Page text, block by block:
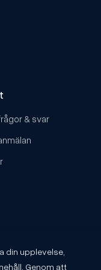
& svar
din upplevelse,
Genom att